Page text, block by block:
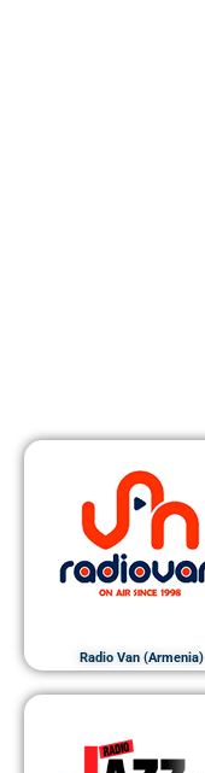
Radio Van (Armenia)